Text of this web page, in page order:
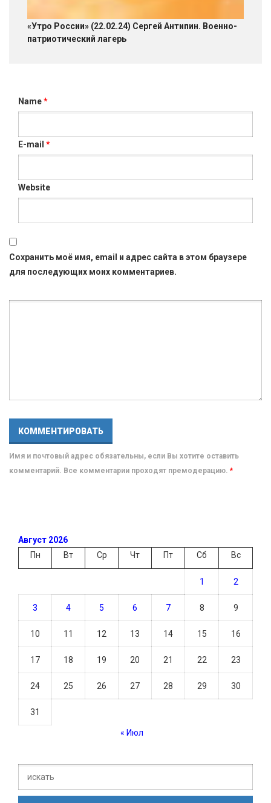
«Утро России» (22.02.24) Сергей Антипин. Военно-
патриотический лагерь
Name*
E-mail *
Website
Сохранить моё имя, email и адрес сайта в этом браузере
для последующих моих комментариев.
Имя и почтовый адрес обязательны, если Вы хотите оставить
комментарий. Все комментарии проходят премодерацию. *
Август 2026
Пн
Вт Ср Чт Пт Сб Вс
1 2
3 4 5 6 7 8 9
10 11 12 13 14 15 16
17 18 19 20 21 22 23
24 25 26 27 28 29 30
31
« Июл